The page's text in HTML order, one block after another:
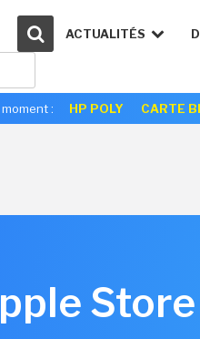
ACTUALITÉS
: HP POLY CARTE